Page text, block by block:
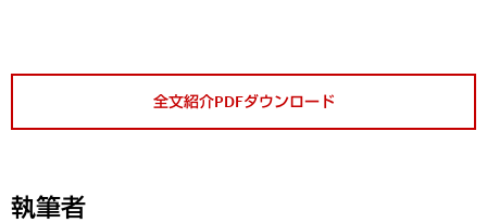
全文紹介PDFダウンロード
執筆者